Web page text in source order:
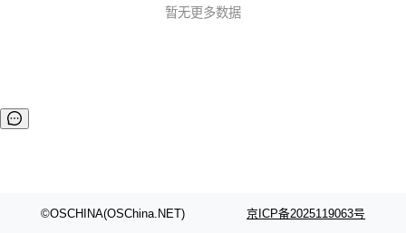
单，随着业务发展去不断拓展模块。并且我们可以应用到多重
暂无更多数据
©OSCHINA(OSChina.NET) 京ICP备2025119063号